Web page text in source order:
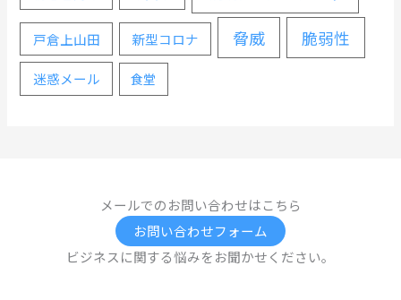
戸倉上山田 新型コロナ 脅威 脆弱性
迷惑メール 食堂
メールでのお問い合わせはこちら
お問い合わせフォーム
ビジネスに関する悩みをお聞かせください。